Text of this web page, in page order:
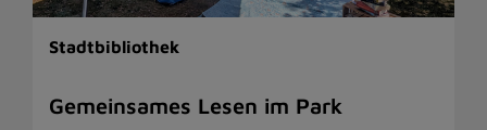
Stadtbibliothek
Gemeinsames Lesen im Park